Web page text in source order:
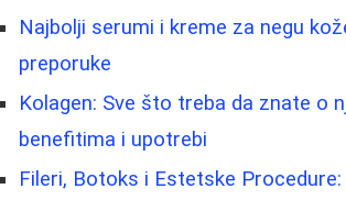
Najbolji serumi i kreme za negu
preporuke
Kolagen: Sve što treba da znate o
benefitima i upotrebi
Fileri, Botoks i Estetske Procedure: